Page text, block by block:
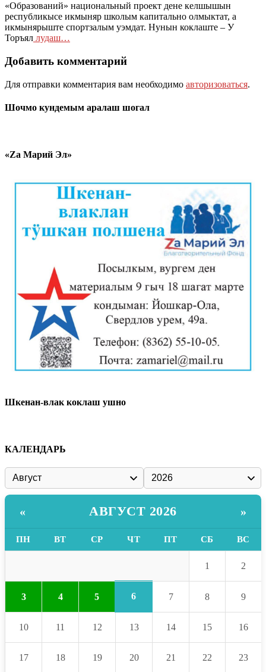
«Образований» национальный проект дене келшышын
республикысе икмыняр школым капитально олмыктат, а
икмынярыште спортзалым уэмдат. Нунын коклаште – У
Торъял лудаш…
Добавить комментарий
Для отправки комментария вам необходимо авторизоваться.
Шочмо кундемым аралаш шогал
«Zа Марий Эл»
Шкенан-влак коклаш ушно
КАЛЕНДАРЬ
« АВГУСТ 2026 »
ПН ВТ СР ЧТ ПТ СБ ВС
1 2
3 4 5 6 7 8 9
10 11 12 13 14 15 16
17 18 19 20 21 22 23